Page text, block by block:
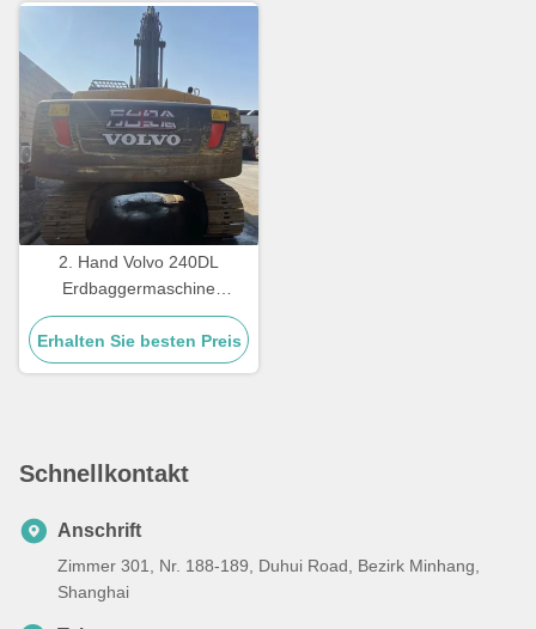
2. Hand Volvo 240DL
Erdbaggermaschine
Gebrauchtbaumaschinen
23500-24500 kg
Erhalten Sie besten Preis
Schnellkontakt
Anschrift
Zimmer 301, Nr. 188-189, Duhui Road, Bezirk Minhang,
Shanghai